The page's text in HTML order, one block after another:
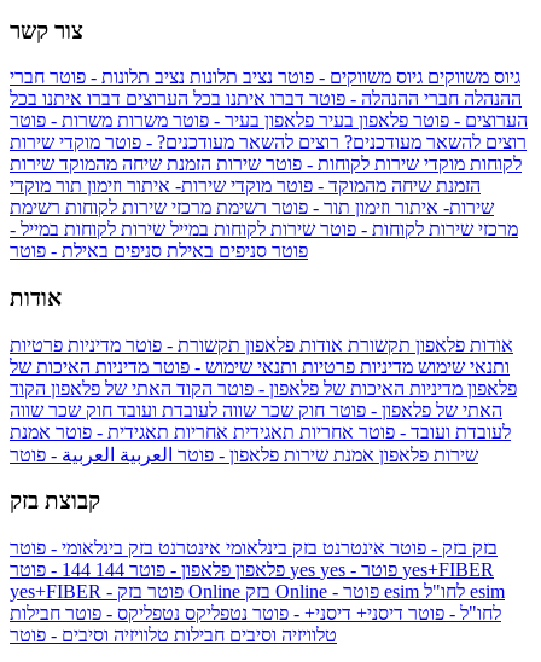
צור קשר
גיוס משווקים גיוס משווקים - פוטר נציב תלונות נציב תלונות - פוטר חברי
ההנהלה חברי ההנהלה - פוטר דברו איתנו בכל הערוצים דברו איתנו בכל
הערוצים - פוטר פלאפון בעיר פלאפון בעיר - פוטר משרות משרות - פוטר
רוצים להשאר מעודכנים? רוצים להשאר מעודכנים? - פוטר מוקדי שירות
לקוחות מוקדי שירות לקוחות - פוטר שירות הזמנת שיחה מהמוקד שירות
הזמנת שיחה מהמוקד - פוטר מוקדי שירות- איתור וזימון תור מוקדי
שירות- איתור וזימון תור - פוטר רשימת מרכזי שירות לקוחות רשימת
מרכזי שירות לקוחות - פוטר שירות לקוחות במייל שירות לקוחות במייל -
פוטר סניפים באילת סניפים באילת - פוטר
אודות
אודות פלאפון תקשורת אודות פלאפון תקשורת - פוטר מדיניות פרטיות
ותנאי שימוש מדיניות פרטיות ותנאי שימוש - פוטר מדיניות האיכות של
פלאפון מדיניות האיכות של פלאפון - פוטר הקוד האתי של פלאפון הקוד
האתי של פלאפון - פוטר חוק שכר שווה לעובדת ועובד חוק שכר שווה
לעובדת ועובד - פוטר אחריות תאגידית אחריות תאגידית - פוטר אמנת
שירות פלאפון אמנת שירות פלאפון - פוטר العربية العربية - פוטר
קבוצת בזק
בזק בזק - פוטר אינטרנט בזק בינלאומי אינטרנט בזק בינלאומי - פוטר
פלאפון פלאפון - פוטר 144 yes
yes+FIBER
yes+FIBER - פוטר בזק Online
esim
לחו"ל - פוטר דיסני+ דיסני+ - פוטר נטפליקס נטפליקס - פוטר חבילות
טלוויזיה וסיבים חבילות טלוויזיה וסיבים - פוטר